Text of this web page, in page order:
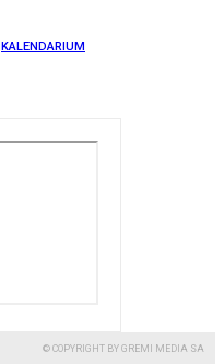
KALENDARIUM
© COPYRIGHT BY GREMI MEDIA SA